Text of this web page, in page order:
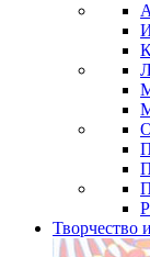
Творчество